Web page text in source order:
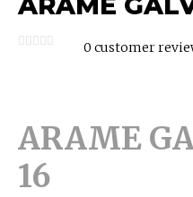
0 customer
ARAME
16